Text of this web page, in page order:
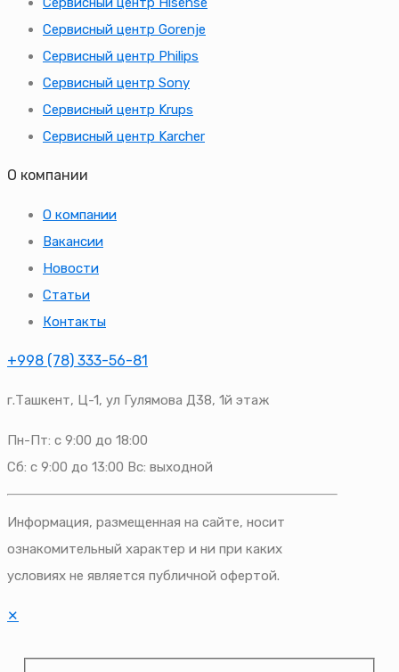
Сервисный центр Gorenje
Сервисный центр Philips
Сервисный центр Sony
Сервисный центр Krups
Сервисный центр Karcher
О компании
О компании
Вакансии
Новости
Статьи
Контакты
+998 (78) 333-56-81
г.Ташкент, Ц-1, ул Гулямова Д38, 1й этаж
Пн-Пт: с 9:00 до 18:00
Сб: с 9:00 до 13:00 Вс: выходной
Информация, размещенная на сайте, носит
ознакомительный характер и ни при каких
условиях не является публичной офертой.
✕